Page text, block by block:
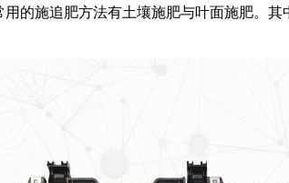
施追肥方法有土壤施肥与叶面施肥。其